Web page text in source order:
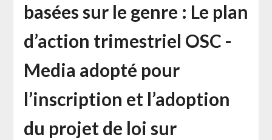
basées sur le genre : Le plan
d’action trimestriel OSC -
Media adopté pour
l’inscription et l’adoption
du projet de loi sur